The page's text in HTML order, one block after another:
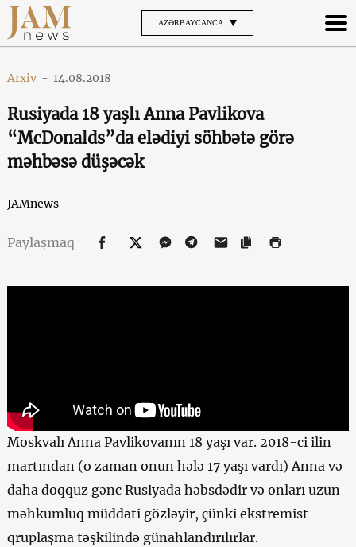
AZƏRBAYCANCA
Arxiv - 14.08.2018
Rusiyada 18 yaşlı Anna Pavlikova
“McDonalds”da elədiyi söhbətə görə
məhbəsə düşəcək
JAMnews
Paylaşmaq
Moskvalı Anna Pavlikovanın 18 yaşı var. 2018-ci ilin
martından (o zaman onun hələ 17 yaşı vardı) Anna və
daha doqquz gənc Rusiyada həbsdədir və onları uzun
məhkumluq müddəti gözləyir, çünki ekstremist
qruplaşma təşkilində günahlandırılırlar.